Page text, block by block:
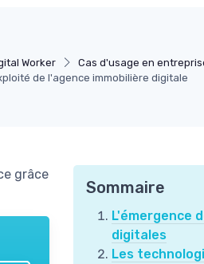
Worker
Cas d'usage en
de l'agence immobilière digitale
grâce
Sommaire
L'émergence
digitales
Les